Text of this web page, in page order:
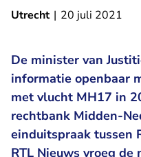
Utrecht | 20 juli 2021
De minister van
informatie openbaar
met vlucht MH17 in
rechtbank Midden-
einduitspraak tussen
RTL Nieuws vroeg